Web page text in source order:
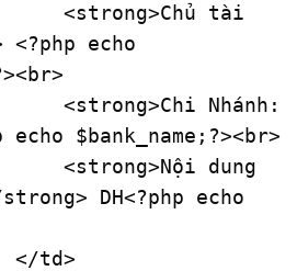
<strong>Chủ tài
<?php
echo
< br>
<strong>Chi Nhánh:
echo $bank_name ; ?>< br>
<strong>Nội dung
strong> DH<?php
echo
</td>